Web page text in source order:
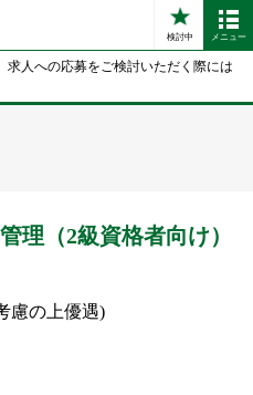
検討中 メニュー
人への応募をご検討いただく際には
理（2級資格者向け）
慮の上優遇)